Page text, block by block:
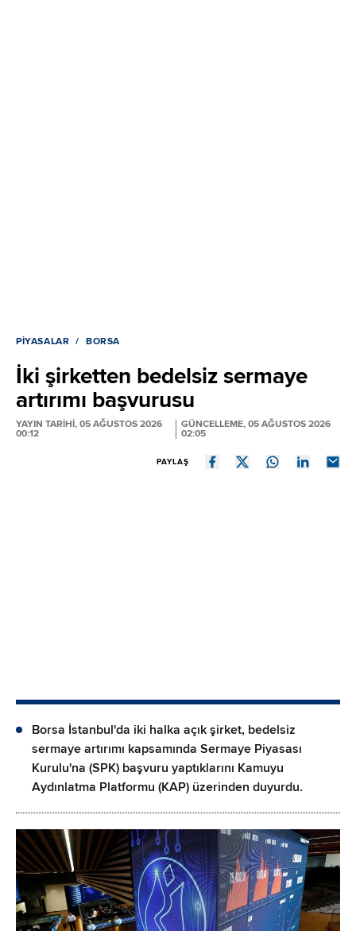
PIYASALAR BORSA
İki şirketten bedelsiz sermaye
artırımı başvurusu
YAYIN TARİHİ, 05 AĞUSTOS 2026
00:12
GÜNCELLEME, 05 AĞUSTOS 2026
02:05
PAYLAŞ
Borsa İstanbul'da iki halka açık şirket, bedelsiz
sermaye artırımı kapsamında Sermaye Piyasası
Kurulu'na (SPK) başvuru yaptıklarını Kamuyu
Aydınlatma Platformu (KAP) üzerinden duyurdu.